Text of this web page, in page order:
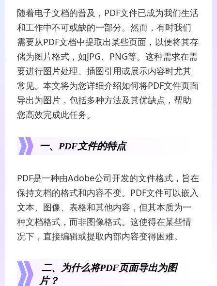
随着电子文档的普及，PDF文件已成为我们生活
和工作中不可或缺的一部分。然而，有时我们
需要从PDF文档中提取出某些页面，以便将其存
储为图片格式，如JPG、PNG等。这种需求在需
要进行图片处理、插图引用或展示内容时尤其
常见。本文将为您详细介绍如何将PDF文件页面
导出为图片，包括多种方法及其优缺点，帮助
您高效完成此任务。
一、PDF文件的特点
PDF是一种由Adobe公司开发的文件格式，旨在
保持文档的格式和内容不变。PDF文件可以嵌入
文本、图像、表格和其他内容，但其本质为一
种文档格式，而非图像格式。这使得在某些情
况下，直接编辑或提取内部内容变得困难。
二、为什么将PDF页面导出为图
片？